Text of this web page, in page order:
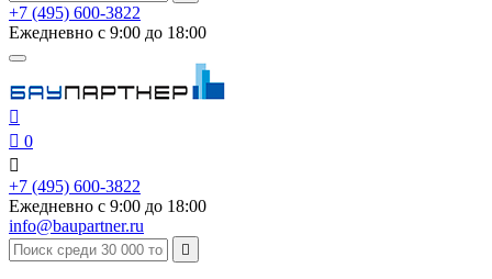
+7 (495) 600-3822
Ежедневно с 9:00 до 18:00

 0

+7 (495) 600-3822
Ежедневно с 9:00 до 18:00
info@baupartner.ru
